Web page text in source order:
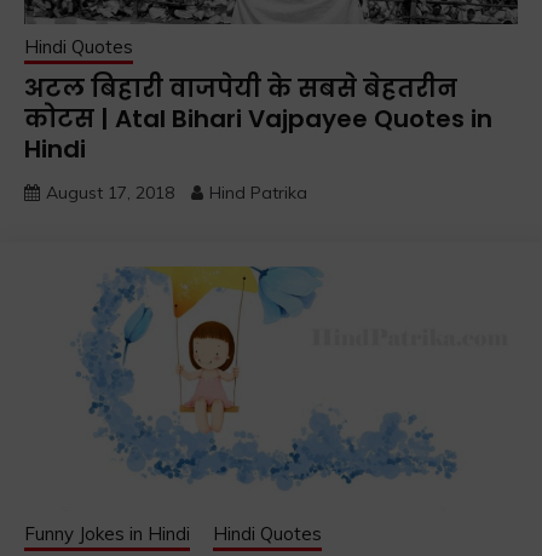
Hindi Quotes
अटल बिहारी वाजपेयी के सबसे बेहतरीन
कोटस | Atal Bihari Vajpayee Quotes in
Hindi
August 17, 2018 Hind Patrika
Funny Jokes in Hindi Hindi Quotes